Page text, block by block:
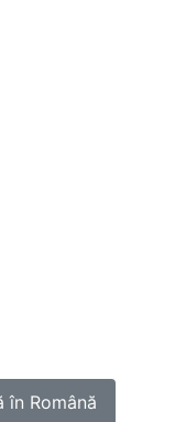
în Română